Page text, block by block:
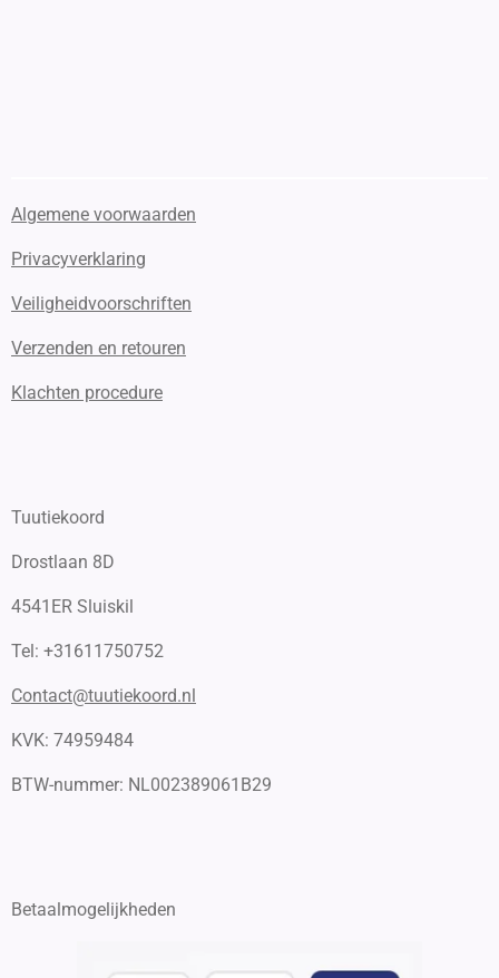
Algemene voorwaarden
Privacyverklaring
Veiligheidvoorschriften
Verzenden en retouren
Klachten procedure
Tuutiekoord
Drostlaan 8D
4541ER Sluiskil
Tel: +31611750752
Contact@tuutiekoord.nl
KVK: 74959484
BTW-nummer: NL002389061B29
Betaalmogelijkheden